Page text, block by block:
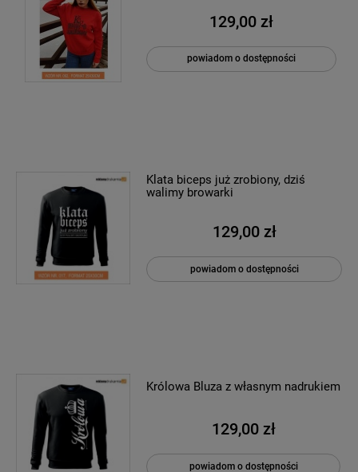
129,00 zł
powiadom o dostępności
Klata biceps już zrobiony, dziś
walimy browarki
129,00 zł
powiadom o dostępności
Królowa Bluza z własnym nadrukiem
129,00 zł
powiadom o dostępności